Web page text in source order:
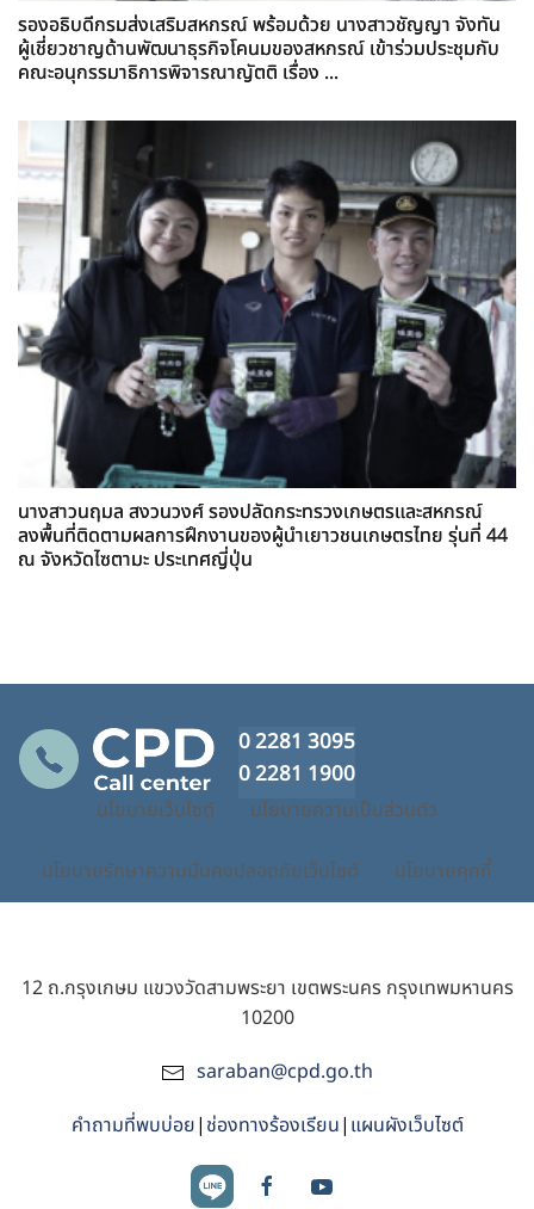
รองอธิบดีกรมส่งเสริมสหกรณ์ พร้อมด้วย นางสาวชัญญา จังทัน
ผู้เชี่ยวชาญด้านพัฒนาธุรกิจโคนมของสหกรณ์ เข้าร่วมประชุมกับ
คณะอนุกรรมาธิการพิจารณาญัตติ เรื่อง ...
นางสาวนฤมล สงวนวงศ์ รองปลัดกระทรวงเกษตรและสหกรณ์
ลงพื้นที่ติดตามผลการฝึกงานของผู้นำเยาวชนเกษตรไทย รุ่นที่ 44
ณ จังหวัดไซตามะ ประเทศญี่ปุ่น
0 2281 3095
0 2281 1900
นโยบายเว็บไซต์ นโยบายความเป็นส่วนตัว
นโยบายรักษาความมั่นคงปลอดภัยเว็บไซต์ นโยบายคุกกี้
12 ถ.กรุงเกษม แขวงวัดสามพระยา เขตพระนคร กรุงเทพมหานคร
10200
saraban@cpd.go.th
คำถามที่พบบ่อย| ช่องทางร้องเรียน| แผนผังเว็บไซต์